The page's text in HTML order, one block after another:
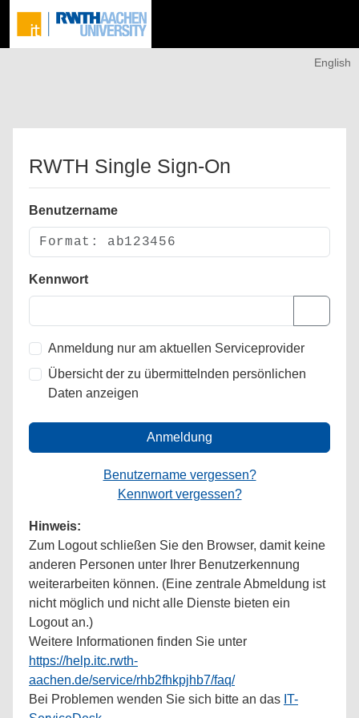
English
RWTH Single Sign-On
Benutzername
Kennwort
Anmeldung nur am aktuellen Serviceprovider
Übersicht der zu übermittelnden persönlichen
Daten anzeigen
Anmeldung
Benutzername vergessen?
Kennwort vergessen?
Hinweis:
Zum Logout schließen Sie den Browser, damit keine
anderen Personen unter Ihrer Benutzerkennung
weiterarbeiten können. (Eine zentrale Abmeldung ist
nicht möglich und nicht alle Dienste bieten ein
Logout an.)
Weitere Informationen finden Sie unter
https://help.itc.rwth-
aachen.de/service/rhb2fhkpjhb7/faq/
Bei Problemen wenden Sie sich bitte an das IT-